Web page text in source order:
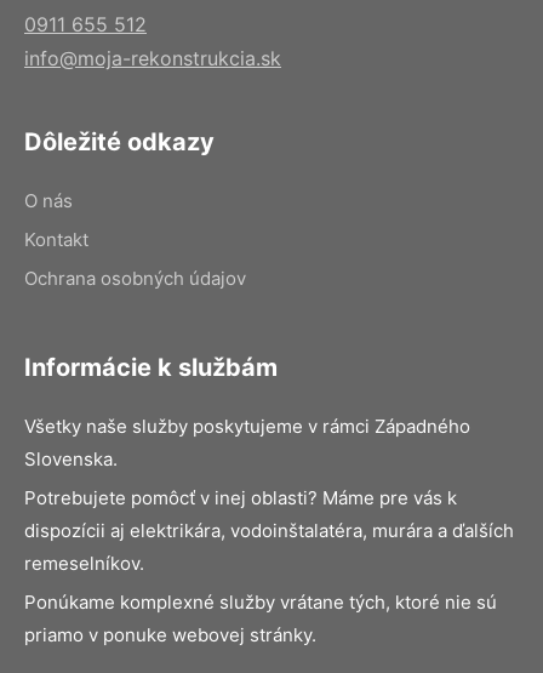
0911 655 512
info@moja-rekonstrukcia.sk
Dôležité odkazy
O nás
Kontakt
Ochrana osobných údajov
Informácie k službám
Všetky naše služby poskytujeme v rámci Západného
Slovenska.
Potrebujete pomôcť v inej oblasti? Máme pre vás k
dispozícii aj elektrikára, vodoinštalatéra, murára a ďalších
remeselníkov.
Ponúkame komplexné služby vrátane tých, ktoré nie sú
priamo v ponuke webovej stránky.